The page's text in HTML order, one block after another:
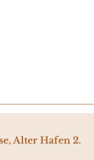
Alter Hafen 2.